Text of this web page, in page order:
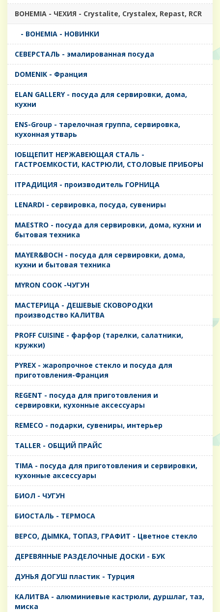
BOHEMIA - ЧЕХИЯ - Crystalite, Crystalex, Repast, RCR
- BOHEMIA - НОВИНКИ
CЕВЕРСТАЛЬ - эмалированная посуда
DOMENIK - Франция
ELAN GALLERY - посуда для сервировки, дома,
кухни
ENS-Group - тарелочная группа, сервировка,
кухонная утварь
IОБЩЕПИТ НЕРЖАВЕЮЩАЯ СТАЛЬ -
ГАСТРОЕМКОСТИ, КАСТРЮЛИ, СТОЛОВЫЕ ПРИБОРЫ
IТРАДИЦИЯ - производитель ГОРНИЦА
LENARDI - сервировка, посуда, сувениры
MAESTRO - посуда для сервировки, дома, кухни и
бытовая техника
MAYER&BOCH - посуда для сервировки, дома,
кухни и бытовая техника
MYRON COOK -ЧУГУН
MАСТЕРИЦА - ДЕШЕВЫЕ СКОВОРОДКИ
производство КАЛИТВА
PROFF CUISINE - фарфор (тарелки, салатники,
кружки)
PYREX - жаропрочное стекло и посуда для
приготовления-Франция
REGENT - посуда для приготовления и
сервировки, кухонные аксессуары
REMECO - подарки, сувениры, интерьер
TALLER - ОБЩИЙ ПРАЙС
TIMA - посуда для приготовления и сервировки,
кухонные аксессуары
БИОЛ - ЧУГУН
БИОСТАЛЬ - ТЕРМОСА
ВЕРСО, ДЫМКА, ТОПАЗ, ГРАФИТ - Цветное стекло
ДЕРЕВЯННЫЕ РАЗДЕЛОЧНЫЕ ДОСКИ - БУК
ДУНЬЯ ДОГУШ пластик - Турция
КАЛИТВА - алюминиевые кастрюли, дуршлаг, таз,
миска